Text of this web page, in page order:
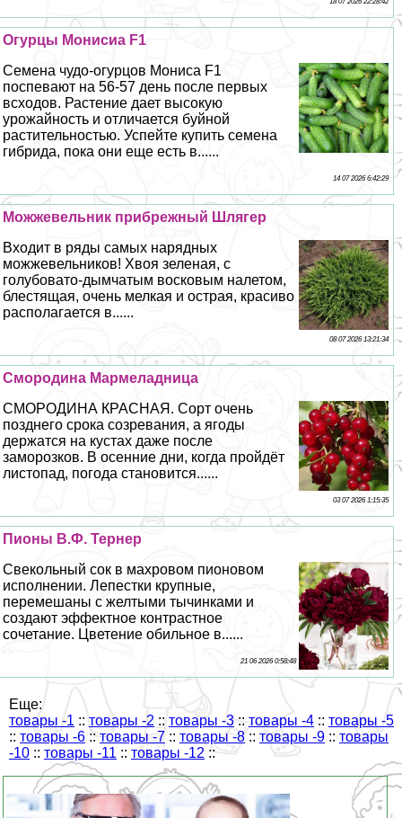
Огурцы Монисиа F1
Семена чудо-огурцов Мониса F1
поспевают на 56-57 день после первых
всходов. Растение дает высокую
урожайность и отличается буйной
растительностью. Успейте купить семена
гибрида, пока они еще есть в......
14 07 2026 6:42:29
Можжевельник прибрежный Шлягер
Входит в ряды самых нарядных
можжевельников! Хвоя зеленая, с
гoлyбовато-дымчатым восковым налетом,
блестящая, очень мелкая и острая, красиво
располагается в......
08 07 2026 13:21:34
Смородина Мармеладница
СМОРОДИНА КРАСНАЯ. Сорт очень
позднего срока созревания, а ягоды
держатся на кустах даже после
заморозков. В осенние дни, когда пройдёт
листопад, погода становится......
03 07 2026 1:15:35
Пионы B.Ф. Тернер
Свекольный сок в махровом пионовом
исполнении. Лепестки крупные,
перемешаны с желтыми тычинками и
создают эффектное контрастное
сочетание. Цветение обильное в......
21 06 2026 0:58:48
Еще:
товары -1 :: товары -2 :: товары -3 ::товары -4 :: товары -5
:: товары -6 ::товары -7 :: товары -8 :: товары -9 :: товары
-10 :: товары -11 :: товары -12 ::